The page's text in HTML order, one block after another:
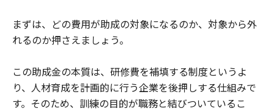
まずは、どの費用が助成の対象になるのか、対象から外
れるのか押さえましょう。
この助成金の本質は、研修費を補填する制度というよ
り、人材育成を計画的に行う企業を後押しする仕組みで
す。そのため、訓練の目的が職務と結びついているこ